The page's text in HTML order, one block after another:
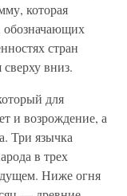
которая
обозначающих
стран
вниз.
для
и возрождение, а
Три язычка
в трех
Ниже огня